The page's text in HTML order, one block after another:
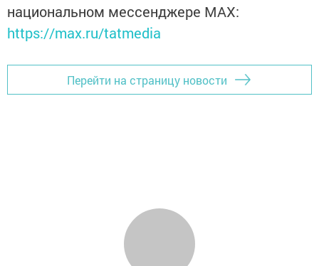
национальном мессенджере MАХ:
https://max.ru/tatmedia
Перейти на страницу новости